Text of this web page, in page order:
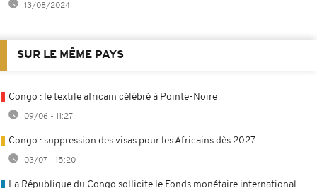
13/08/2024
SUR LE MÊME PAYS
Congo : le textile africain célébré à Pointe-Noire
09/06 - 11:27
Congo : suppression des visas pour les Africains dès 2027
03/07 - 15:20
La République du Congo sollicite le Fonds monétaire international